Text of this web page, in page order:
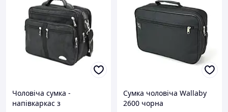
Чоловіча сумка -
напівкаркас з
Сумка чоловіча Wallaby
2600 чорна